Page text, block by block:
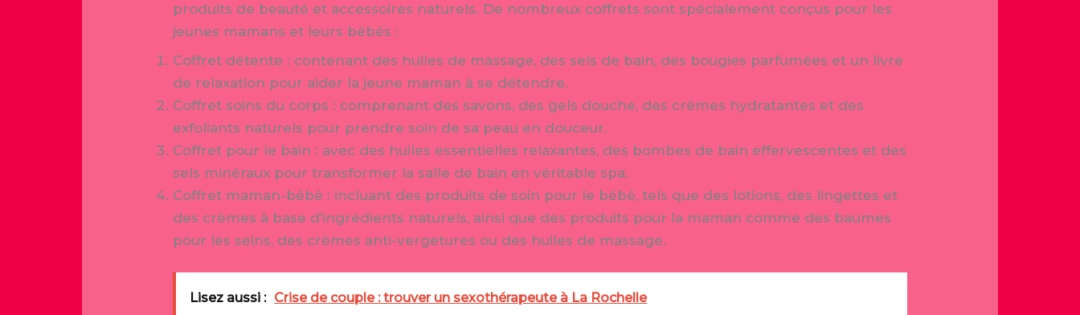
produits de beauté et accessoires naturels. De nombreux coffrets sont spécialement conçus pour les
jeunes mamans et leurs bébés :
Coffret détente : contenant des huiles de massage, des sels de bain, des bougies parfumées et un livre
de relaxation pour aider la jeune maman à se détendre.
Coffret soins du corps : comprenant des savons, des gels douche, des crèmes hydratantes et des
exfoliants naturels pour prendre soin de sa peau en douceur.
Coffret pour le bain : avec des huiles essentielles relaxantes, des bombes de bain effervescentes et des
sels minéraux pour transformer la salle de bain en véritable spa.
Coffret maman-bébé : incluant des produits de soin pour le bébé, tels que des lotions, des lingettes et
des crèmes à base d’ingrédients naturels, ainsi que des produits pour la maman comme des baumes
pour les seins, des crèmes anti-vergetures ou des huiles de massage.
Lisez aussi : Crise de couple : trouver un sexothérapeute à La Rochelle